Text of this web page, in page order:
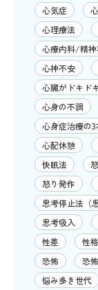
心気症
心理療法
心療内科/精
心神不安
心臓がドキド
心身の不調
心身症治療の
心配休憩
快眠法
怒り発作
思考停止法（
思考吸入
性差
性格
恐怖
恐
悩み多き世代